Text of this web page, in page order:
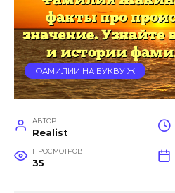
ФАМИЛИИ НА БУКВУ Ж
АВТОР
Realist
ПРОСМОТРОВ
35